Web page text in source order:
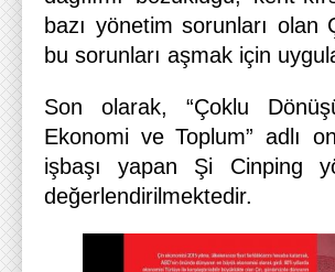
bazı yönetim sorunları olan
bu sorunları aşmak için
Son olarak, “Çoklu
Ekonomi ve Toplum” adlı
işbaşı yapan Şi Cinping
değerlendirilmektedir.